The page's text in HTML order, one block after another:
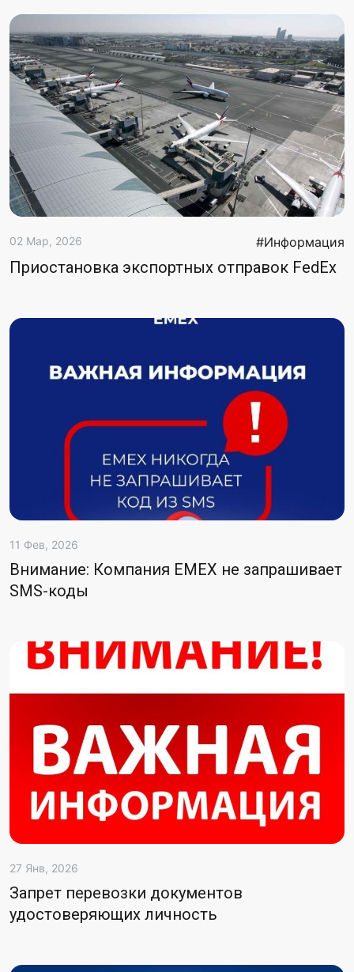
02 Мар, 2026 #Информация
Приостановка экспортных отправок FedEx
11 Фев, 2026
Внимание: Компания EMEX не запрашивает
SMS-коды
27 Янв, 2026
Запрет перевозки документов
удостоверяющих личность